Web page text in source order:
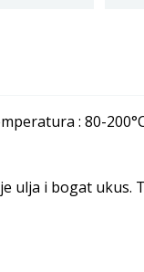
: 80-
i bogat ukus.